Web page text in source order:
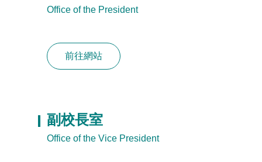
Office of the President
前往網站
副校長室
Office of the Vice President